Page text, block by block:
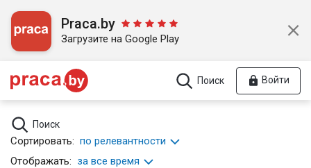
Praca.by
Загрузите на Google Play
Поиск Войти
Поиск
Сортировать: по релевантности
Отображать: за все время